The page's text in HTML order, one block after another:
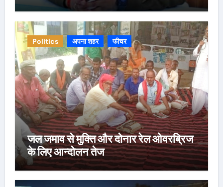
Politics अपना शहर फीचर
जल जमाव से मुक्ति और दोनार रेल ओवरब्रिज
के लिए आन्दोलन तेज